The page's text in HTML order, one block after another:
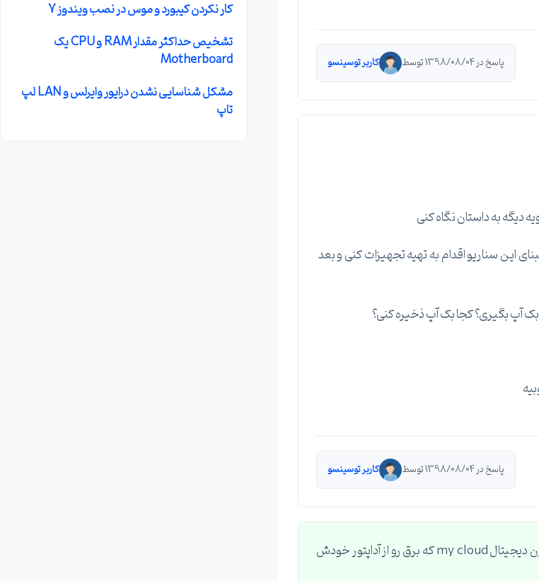
پاسخ در 1398/08/04 توسط کاربر توسینسو
دیگه به داستان نگاه کنی
این سناریو اقدام به تهیه تجهیزات کنی و بعد
بک آپ بگیری؟ کجا بک آپ ذخیره کنی؟
پاسخ در 1398/08/04 توسط کاربر توسینسو
چون قرار روشن بمونه بهتره از nas استفاده کنید. مثل مدل های ارزان وسترن دیجیتال my cloud که برق رو از آداپتور خودش
کار نکردن کیبورد و موس در نصب ویندوز 7
تشخیص حداکثر مقدار RAM و CPU یک
Motherboard
مشکل شناسایی نشدن درایور وایرلس و LAN لپ
تاپ